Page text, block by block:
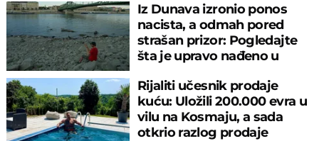
Iz Dunava izronio ponos
nacista, a odmah pored
strašan prizor: Pogledajte
šta je upravo nađeno u
Rijaliti učesnik prodaje
kuću: Uložili 200.000 evra u
vilu na Kosmaju, a sada
otkrio razlog prodaje